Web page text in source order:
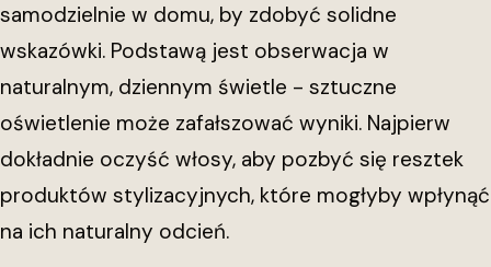
samodzielnie w domu, by zdobyć solidne
wskazówki. Podstawą jest obserwacja w
naturalnym, dziennym świetle - sztuczne
oświetlenie może zafałszować wyniki. Najpierw
dokładnie oczyść włosy, aby pozbyć się resztek
produktów stylizacyjnych, które mogłyby wpłynąć
na ich naturalny odcień.